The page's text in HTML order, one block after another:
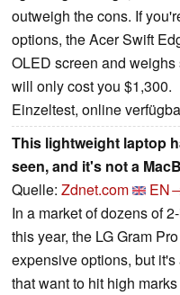
outweigh the cons. If
options, the Acer Swift
OLED screen and
will only cost you $1,300.
Einzeltest, online
This lightweight laptop
seen, and it's not a
Quelle: Zdnet.com
In a market of dozens of
this year, the LG Gram
expensive options, but
that want to hit high